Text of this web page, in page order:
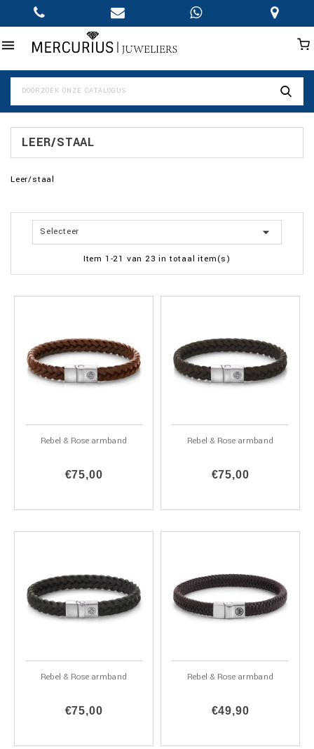

LEER/STAAL
Leer/staal
Selecteer 
Item 1-21 van 23 in totaal item(s)
Rebel & Rose armband
€75,00
Rebel & Rose armband
€75,00
Rebel & Rose armband
€75,00
Rebel & Rose armband
€49,90